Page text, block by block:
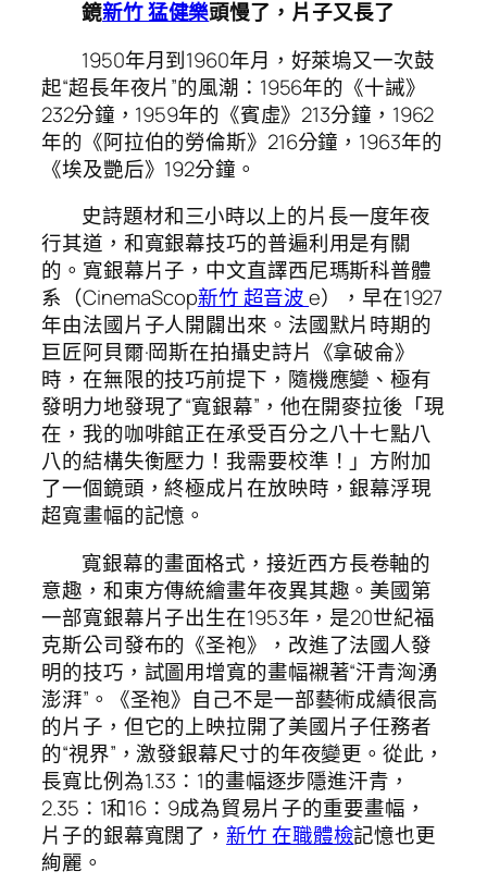
鏡新竹 猛健樂頭慢了，片子又長了
1950年月到1960年月，好萊塢又一次鼓
起“超長年夜片”的風潮：1956年的《十誡》
232分鐘，1959年的《賓虛》213分鐘，1962
年的《阿拉伯的勞倫斯》216分鐘，1963年的
《埃及艷后》192分鐘。
史詩題材和三小時以上的片長一度年夜
行其道，和寬銀幕技巧的普遍利用是有關
的。寬銀幕片子，中文直譯西尼瑪斯科普體
系（CinemaScop新竹 超音波e），早在1927
年由法國片子人開闢出來。法國默片時期的
巨匠阿貝爾·岡斯在拍攝史詩片《拿破侖》
時，在無限的技巧前提下，隨機應變、極有
發明力地發現了“寬銀幕”，他在開麥拉後「現
在，我的咖啡館正在承受百分之八十七點八
八的結構失衡壓力！我需要校準！」方附加
了一個鏡頭，終極成片在放映時，銀幕浮現
超寬畫幅的記憶。
寬銀幕的畫面格式，接近西方長卷軸的
意趣，和東方傳統繪畫年夜異其趣。美國第
一部寬銀幕片子出生在1953年，是20世紀福
克斯公司發布的《圣袍》，改進了法國人發
明的技巧，試圖用增寬的畫幅襯著“汗青洶湧
澎湃”。《圣袍》自己不是一部藝術成績很高
的片子，但它的上映拉開了美國片子任務者
的“視界”，激發銀幕尺寸的年夜變更。從此，
長寬比例為1.33∶1的畫幅逐步隱進汗青，
2.35∶1和16∶9成為貿易片子的重要畫幅，
片子的銀幕寬闊了，新竹 在職體檢記憶也更
絢麗。